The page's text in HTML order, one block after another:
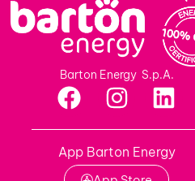
Barton Energy S.p.A.
App Barton Energy